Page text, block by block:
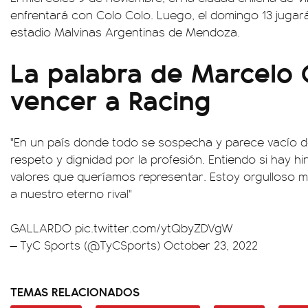
enfrentará con Colo Colo. Luego, el domingo 13
estadio Malvinas Argentinas de Mendoza.
La palabra de Marcelo
vencer a Racing
"En un país donde todo se sospecha y parece vacío
respeto y dignidad por la profesión. Entiendo si hay
valores que queríamos representar. Estoy orgulloso
a nuestro eterno rival"
GALLARDO pic.twitter.com/ytQbyZDVgW
— TyC Sports (@TyCSports) October 23, 2022
TEMAS RELACIONADOS